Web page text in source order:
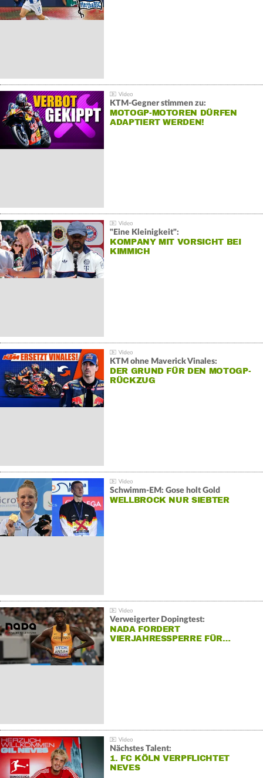
KTM-Gegner stimmen zu:
MOTOGP-MOTOREN DÜRFEN
ADAPTIERT WERDEN!
"Eine Kleinigkeit":
KOMPANY MIT VORSICHT BEI
KIMMICH
KTM ohne Maverick Vinales:
DER GRUND FÜR DEN MOTOGP-
RÜCKZUG
Schwimm-EM: Gose holt Gold
WELLBROCK NUR SIEBTER
Verweigerter Dopingtest:
NADA FORDERT
VIERJAHRESSPERRE FÜR…
Nächstes Talent:
1. FC KÖLN VERPFLICHTET
NEVES